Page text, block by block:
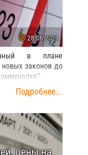
28.06.2021
в плане
законов до
Подробнее...
цены на